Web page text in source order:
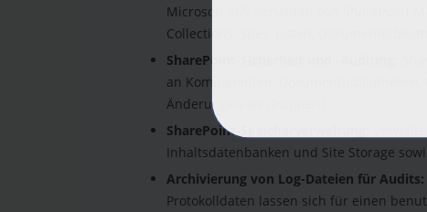
Microsoft 365-Berichten von SharePoint
Collections, Sites, Listen,
SharePoint-Sicherheit und -Auditing:
an Komponenten,
Änderungen an Gruppen).
SharePoint-Speicherverwaltung:
Inhaltsdatenbanken und Site Storage
Archivierung von Log-Dateien für Audits:
Protokolldaten lassen sich für einen